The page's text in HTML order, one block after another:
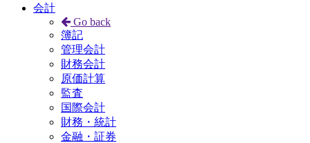
会計
Go back
簿記
管理会計
財務会計
原価計算
監査
国際会計
財務・統計
金融・証券